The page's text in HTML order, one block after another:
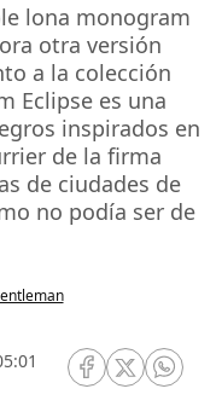
lona monogram
otra versión
a la colección
Eclipse es una
inspirados en
de la firma
de ciudades de
no podía ser de
RRSS Facebook
RRSSRRSS